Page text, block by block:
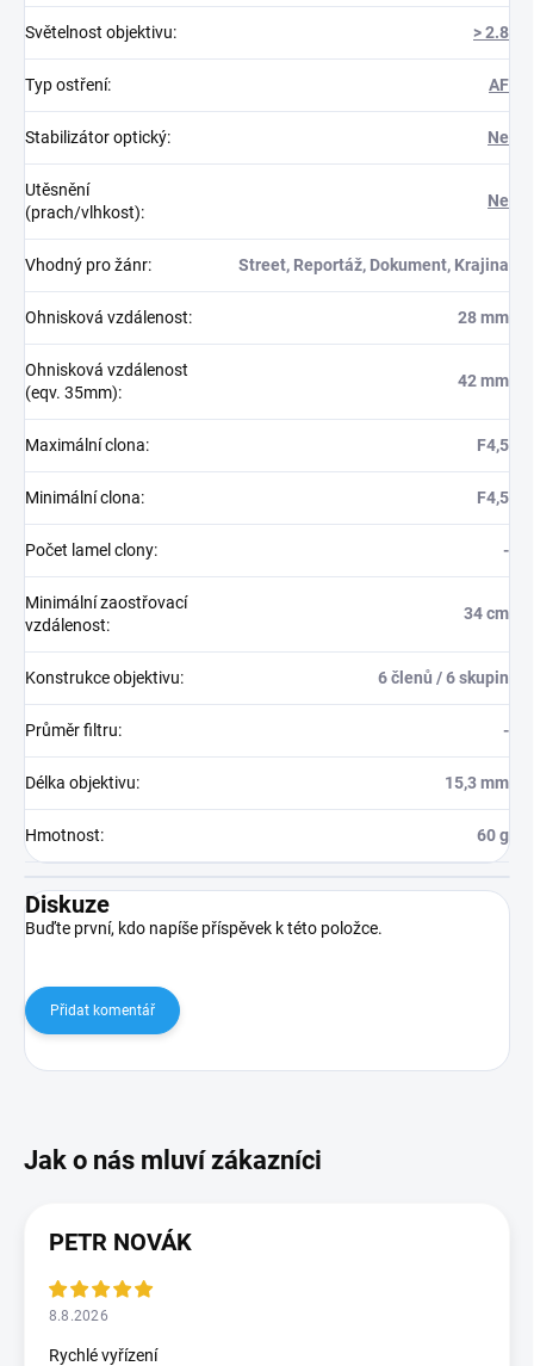
Světelnost objektivu: > 2.8
Typ ostření: AF
Stabilizátor optický: Ne
Utěsnění
(prach/vlhkost):
Ne
Vhodný pro žánr: Street, Reportáž, Dokument, Krajina
Ohnisková vzdálenost: 28 mm
Ohnisková vzdálenost
(eqv. 35mm):
42 mm
Maximální clona: F4,5
Minimální clona: F4,5
Počet lamel clony: -
Minimální zaostřovací
vzdálenost:
34 cm
Konstrukce objektivu: 6 členů / 6 skupin
Průměr filtru: -
Délka objektivu: 15,3 mm
Hmotnost: 60 g
Diskuze
Buďte první, kdo napíše příspěvek k této položce.
Přidat komentář
PETR NOVÁK
8.8.2026
Rychlé vyřízení